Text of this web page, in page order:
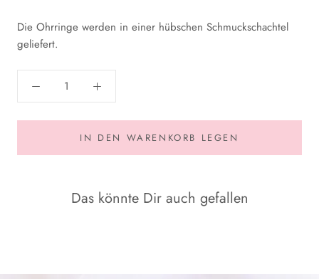
Die Ohrringe werden in einer hübschen Schmuckschachtel
geliefert.
IN DEN WARENKORB LEGEN
Das könnte Dir auch gefallen